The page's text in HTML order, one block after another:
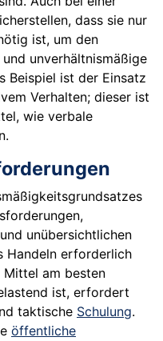
dass sie nur
ist, um den
unverhältnismäßige
Beispiel ist der Einsatz
Verhalten; dieser ist
wie verbale
unübersichtlichen
Handeln erforderlich
Mittel am besten
ist, erfordert
taktische Schulung.
öffentliche